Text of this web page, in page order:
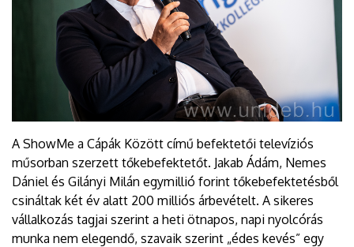
A ShowMe a Cápák Között című befektetői televíziós
műsorban szerzett tőkebefektetőt. Jakab Ádám, Nemes
Dániel és Gilányi Milán egymillió forint tőkebefektetésből
csináltak két év alatt 200 milliós árbevételt. A sikeres
vállalkozás tagjai szerint a heti ötnapos, napi nyolcórás
munka nem elegendő, szavaik szerint „édes kevés” egy